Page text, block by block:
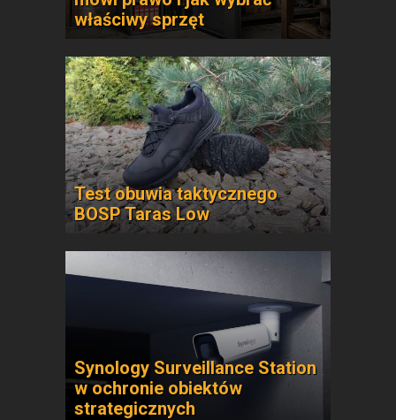
właściwy sprzęt
Test obuwia taktycznego
BOSP Taras Low
Synology Surveillance Station
w ochronie obiektów
strategicznych